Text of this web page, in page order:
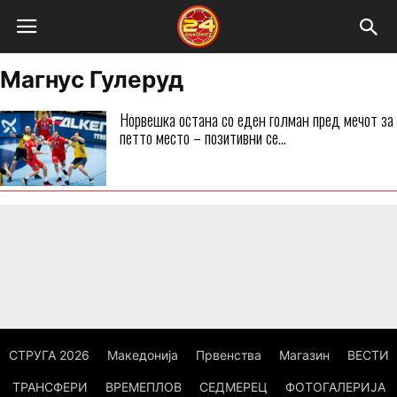
Магнус Гулеруд
Норвешка остана со еден голман пред мечот за
петто место – позитивни се...
СТРУГА 2026 Македонија Првенства Магазин ВЕСТИ
ТРАНСФЕРИ ВРЕМЕПЛОВ СЕДМЕРЕЦ ФОТОГАЛЕРИЈА